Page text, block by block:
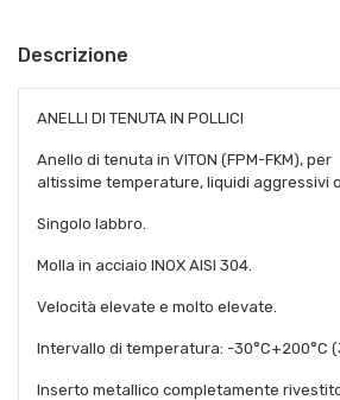
Descrizione
ANELLI DI TENUTA IN POLLICI
Anello di tenuta in VITON (FPM-FKM), per
altissime temperature, liquidi aggressivi
Singolo labbro.
Molla in acciaio INOX AISI 304.
Velocità elevate e molto elevate.
Intervallo di temperatura: -30°C+200°C
Inserto metallico completamente rivestito